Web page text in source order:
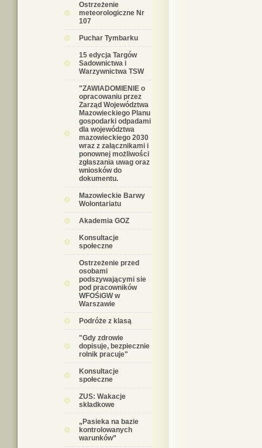
Ostrzeżenie
meteorologiczne Nr
107
Puchar Tymbarku
15 edycja Targów
Sadownictwa i
Warzywnictwa TSW
"ZAWIADOMIENIE o
opracowaniu przez
Zarząd Województwa
Mazowieckiego Planu
gospodarki odpadami
dla województwa
mazowieckiego 2030
wraz z załącznikami i
ponownej możliwości
zgłaszania uwag oraz
wniosków do
dokumentu.
Mazowieckie Barwy
Wolontariatu
Akademia GOZ
Konsultacje
społeczne
Ostrzeżenie przed
osobami
podszywającymi sie
pod pracowników
WFOŚiGW w
Warszawie
Podróże z klasą
"Gdy zdrowie
dopisuje, bezpiecznie
rolnik pracuje"
Konsultacje
społeczne
ZUS: Wakacje
składkowe
„Pasieka na bazie
kontrolowanych
warunków”